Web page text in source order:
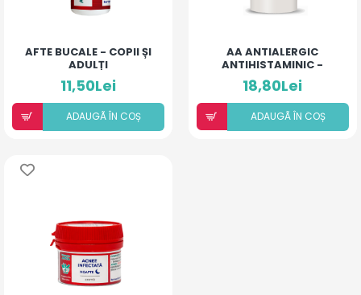
AFTE BUCALE - COPII ȘI
ADULȚI
11,50Lei
ADAUGÃ ÎN COȘ
AA ANTIALERGIC
ANTIHISTAMINIC -
PUDRĂ PENTRU COPII ȘI
ADULȚI
18,80Lei
ADAUGÃ ÎN COȘ